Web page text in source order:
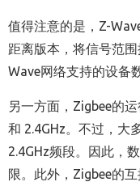
值得注意的是，Z-
距离版本，将信号范
Wave网络支持的设备
另一方面，Zigbee的
和 2.4GHz。不过，大
2.4GHz频段。因此，
限。此外，Zigbee的